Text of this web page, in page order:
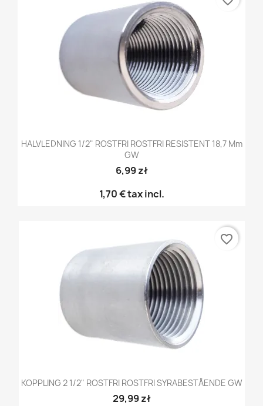
HALVLEDNING 1/2" ROSTFRI ROSTFRI RESISTENT 18,7 Mm
GW
6,99 zł
1,70 €tax incl.
KOPPLING 2 1/2" ROSTFRI ROSTFRI SYRABESTÅENDE GW
29,99 zł
favorite_border